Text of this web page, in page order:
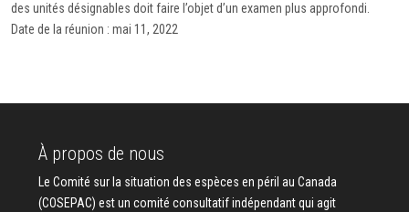
des unités désignables doit faire l’objet d’un examen plus approfondi.
Date de la réunion : mai 11, 2022
À propos de nous
Le Comité sur la situation des espèces en péril au Canada
(COSEPAC) est un comité consultatif indépendant qui agit